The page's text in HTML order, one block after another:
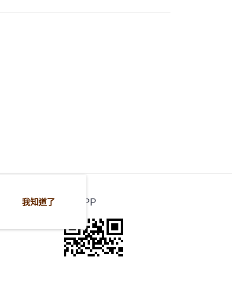
官方APP
我知道了